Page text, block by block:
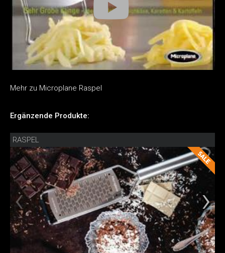
Mehr zu Microplane Raspel
Ergänzende Produkte:
RASPEL